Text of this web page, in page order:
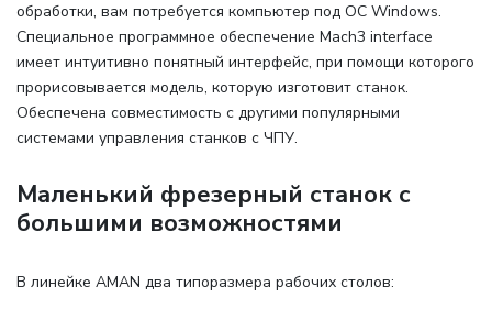
обработки, вам потребуется компьютер под ОС Windows.
Специальное программное обеспечение Mach3 interface
имеет интуитивно понятный интерфейс, при помощи которого
прорисовывается модель, которую изготовит станок.
Обеспечена совместимость с другими популярными
системами управления станков с ЧПУ.
Маленький фрезерный станок с
большими возможностями
В линейке AMAN два типоразмера рабочих столов: